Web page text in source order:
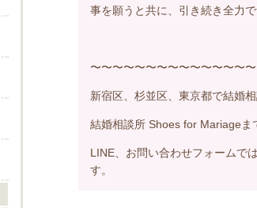
事を願うと共に、引き続き全力
〜〜〜〜〜〜〜〜〜〜〜〜〜〜
新宿区、杉並区、東京都で結婚
結婚相談所 Shoes for Mariageま
LINE、お問い合わせフォームで
す。